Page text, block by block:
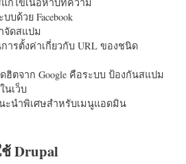
บบด้วย Facebook
จัดสแปม
ารตั้งค่าเกี่ยวกับ URL ของชนิด
ฮิตจาก Google คือระบบ ป้องกันสแปม
นเว็บ
ะนำพิเศษสำหรับเมนูแอดมิน
Drupal